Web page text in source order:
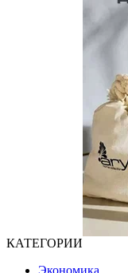
КАТЕГОРИИ
Экономика